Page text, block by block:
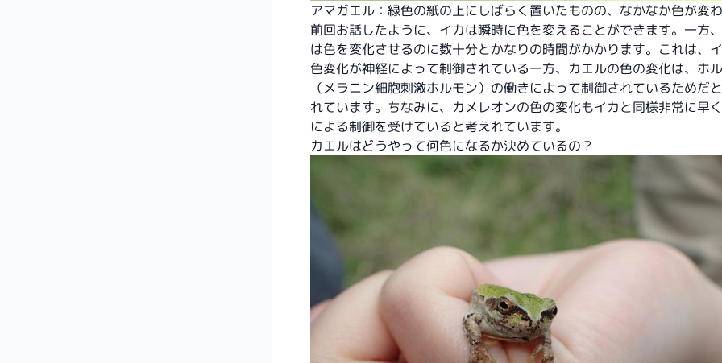
アマガエル：緑色の紙の上にしばらく置いたものの、なかなか色が変
前回お話したように、イカは瞬時に色を変えることができます。一方
は色を変化させるのに数十分とかなりの時間がかかります。これは、
色変化が神経によって制御されている一方、カエルの色の変化は、ホ
（メラニン細胞刺激ホルモン）の働きによって制御されているためだ
れています。ちなみに、カメレオンの色の変化もイカと同様非常に早
による制御を受けていると考えれています。
カエルはどうやって何色になるか決めているの？